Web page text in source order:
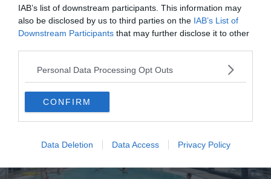
IAB’s list of downstream participants. This information may
also be disclosed by us to third parties on the IAB’s List of
Downstream Participants that may further disclose it to other
Personal Data Processing Opt Outs
CONFIRM
Data Deletion Data Access Privacy Policy